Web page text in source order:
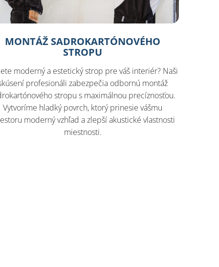
MONTÁŽ SADROKARTÓNOVÉHO
STROPU
moderný a estetický strop pre váš interiér? Naši
profesionáli zabezpečia odbornú montáž
stropu s maximálnou precíznosťou.
Vytvoríme hladký povrch, ktorý prinesie vášmu
moderný vzhľad a zlepší akustické vlastnosti
miestnosti.